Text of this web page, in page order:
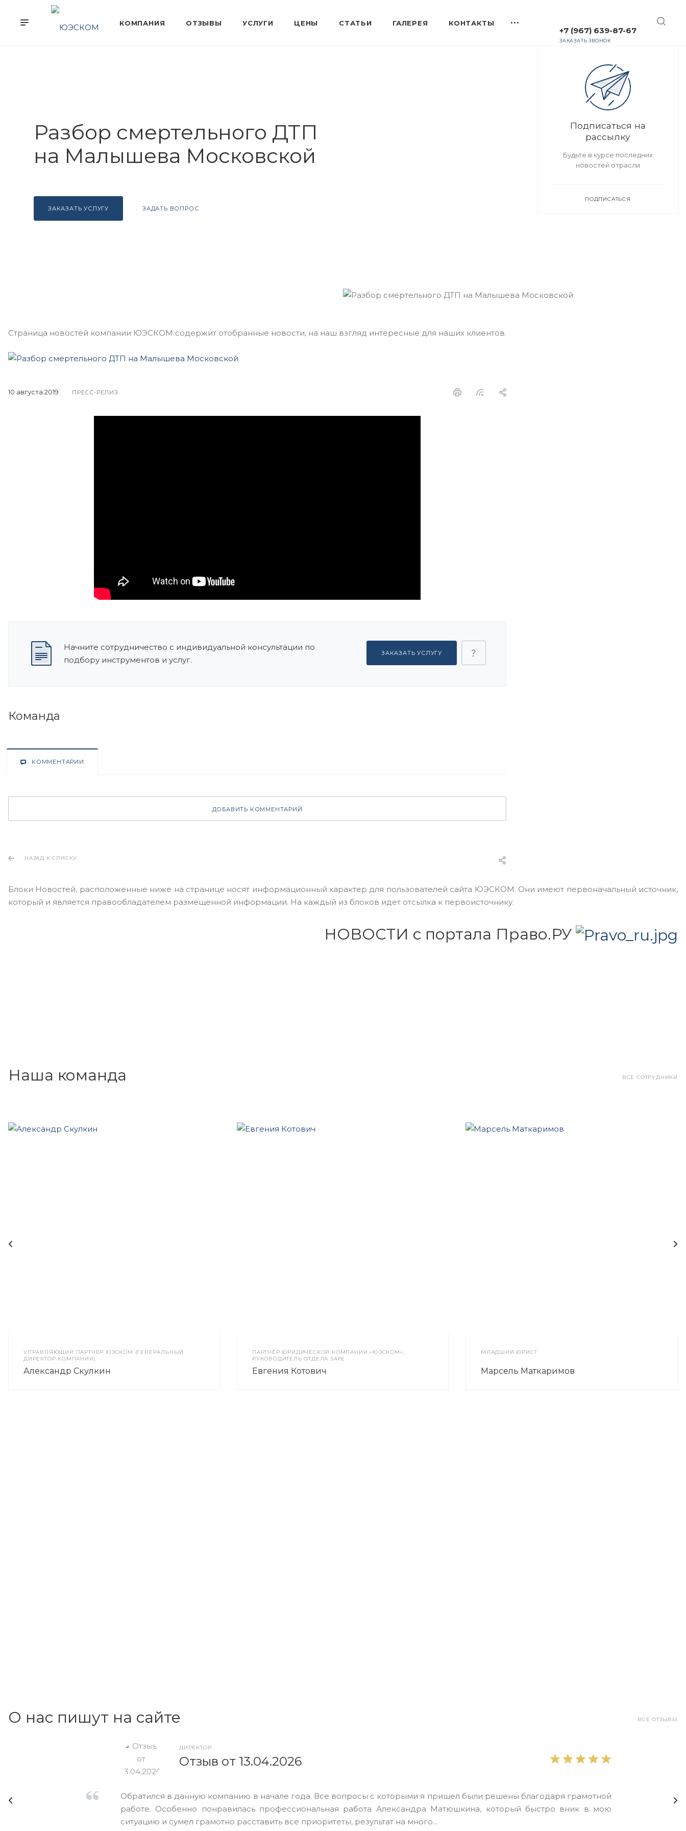
+7 (967) 639-87-67
ЗАКАЗАТЬ ЗВОНОК
Разбор смертельного ДТП
на Малышева Московской
ЗАКАЗАТЬ УСЛУГУ ЗАДАТЬ ВОПРОС
Страница новостей компании ЮЭСКОМ содержит отобранные новости, на наш взгляд интересные для наших клиентов.
10 августа 2019 ПРЕСС-РЕЛИЗ
Начните сотрудничество с индивидуальной консультации по
подбору инструментов и услуг.
ЗАКАЗАТЬ УСЛУГУ
Подписаться на
рассылку
Будьте в курсе последних
новостей отрасли
ПОДПИСАТЬСЯ
Команда
КОММЕНТАРИИ
ДОБАВИТЬ КОММЕНТАРИЙ
НАЗАД К СПИСКУ
Блоки Новостей, расположенные ниже на странице носят информационный характер для пользователей сайта ЮЭСКОМ. Они имеют первоначальный источник,
который и является правообладателем размещенной информации. На каждый из блоков идет отсылка к первоисточнику.
НОВОСТИ с портала Право.РУ
ВСЕ СОТРУДНИКИ
Наша команда
УПРАВЛЯЮЩИЙ ПАРТНЁР ЮЭСКОМ (ГЕНЕРАЛЬНЫЙ
ДИРЕКТОР КОМПАНИИ)
Александр Скулкин
ПАРТНЁР ЮРИДИЧЕСКОЙ КОМПАНИИ «ЮЭСКОМ»,
РУКОВОДИТЕЛЬ ОТДЕЛА SAFE
Евгения Котович
МЛАДШИЙ ЮРИСТ
Марсель Маткаримов
ВСЕ ОТЗЫВЫ
О нас пишут на сайте
ДИРЕКТОР
Отзыв от 13.04.2026
Обратился в данную компанию в начале года. Все вопросы с которыми я пришел были решены благодаря грамотной
работе. Особенно понравилась профессиональная работа Александра Матюшкина, который быстро вник в мою
ситуацию и сумел грамотно расставить все приоритеты, результат на много...